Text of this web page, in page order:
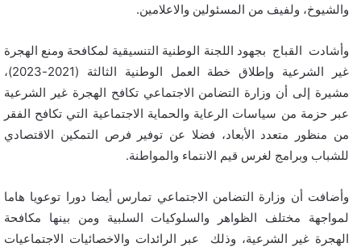
والشيوخ، ولفيف من المسئولين والاعلامين.
وأشادت القباج بجهود اللجنة الوطنية التنسيقية لمكافحة ومنع الهجرة
غير الشرعية وإطلاق خطة العمل الوطنية الثالثة (2021-2023)،
مشيرة إلى أن وزارة التضامن الاجتماعي تكافح الهجرة غير الشرعية
عبر حزمة من سياسات الرعاية والحماية الاجتماعية التي تكافح الفقر
من منظور متعدد الأبعاد، فضلا عن توفير فرص التمكين الاقتصادي
للشباب وبرامج لغرس قيم الانتماء والمواطنة.
وأضافت أن وزارة التضامن الاجتماعي تمارس أيضا دورا توعويا هاما
لمواجهة مختلف الظواهر والسلوكيات السلبية ومن بينها مكافحة
الهجرة غير الشرعية، وذلك عبر الرائدات والاخصائيات الاجتماعيات